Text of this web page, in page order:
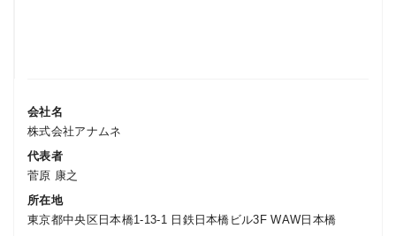
会社名
株式会社アナムネ
代表者
菅原 康之
所在地
東京都中央区日本橋1-13-1 日鉄日本橋ビル3F WAW日本橋